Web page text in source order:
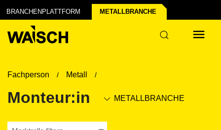
BRANCHENPLATTFORM METALL­BRANCHE
Fachperson Metall
Monteur:in METALL­BRANCHE